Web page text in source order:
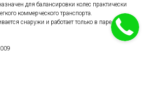
для балансировки колес практически
коммерческого транспорта.
снаружи и работает только в паре с